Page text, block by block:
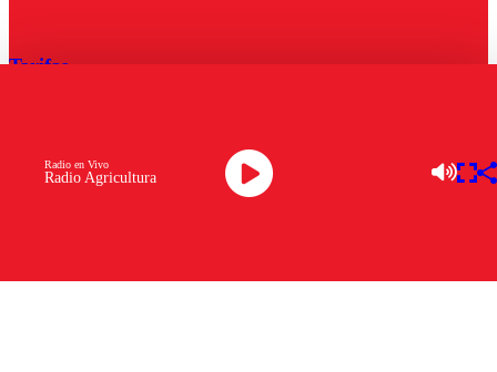
Radio Agricultura
Radio en Vivo
Tarifas
Descarga la APP